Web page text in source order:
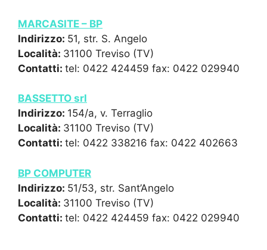
MARCASITE – BP
Indirizzo: 51, str. S. Angelo
Località: 31100 Treviso (TV)
Contatti: tel: 0422 424459 fax: 0422 029940
BASSETTO srl
Indirizzo: 154/a, v. Terraglio
Località: 31100 Treviso (TV)
Contatti: tel: 0422 338216 fax: 0422 402663
BP COMPUTER
Indirizzo: 51/53, str. Sant’Angelo
Località: 31100 Treviso (TV)
Contatti: tel: 0422 424459 fax: 0422 029940